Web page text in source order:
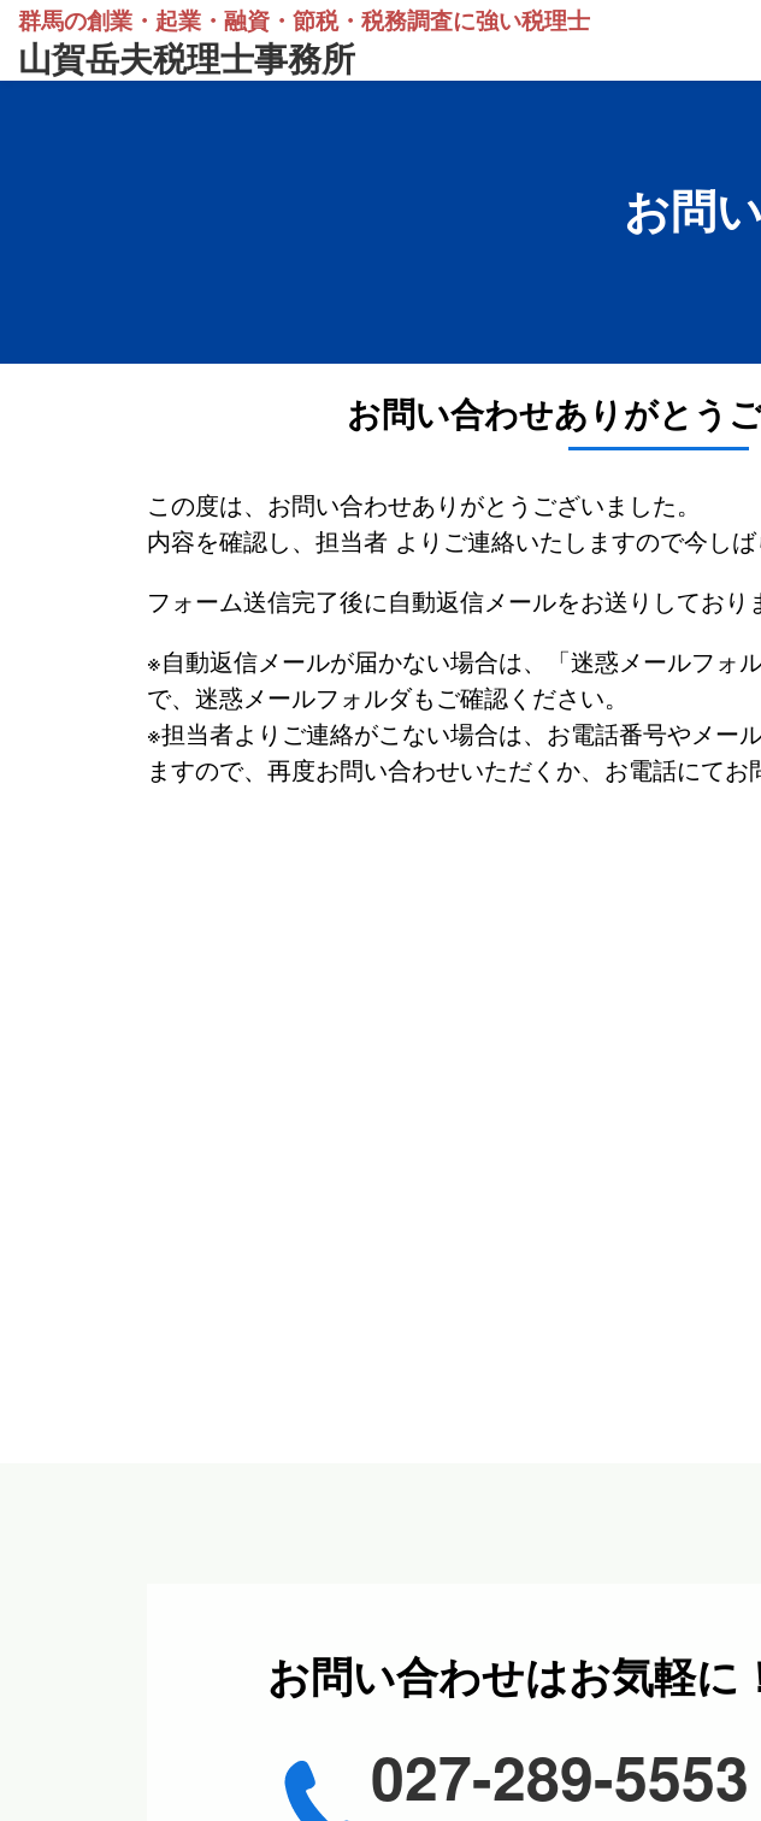
群馬の創業・起業・融資・節税・税務調査に強い税理士
山賀岳夫税理士事務所
お問
お問い合わせありがとう
この度は、お問い合わせありがとうございました。
内容を確認し、担当者 よりご連絡いたしますので今しば
フォーム送信完了後に自動返信メールをお送りしており
※自動返信メールが届かない場合は、「迷惑メールフォ
で、迷惑メールフォルダもご確認ください。
※担当者よりご連絡がこない場合は、お電話番号やメー
ますので、再度お問い合わせいただくか、お電話にてお
お問い合わせはお気軽に
027-289-5553